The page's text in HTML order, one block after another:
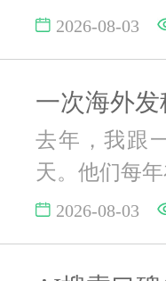
2026-08-03
去年，我跟
天。他们每年
2026-08-03